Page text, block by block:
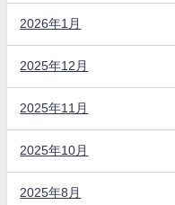
2026年1月
2025年12月
2025年11月
2025年10月
2025年8月